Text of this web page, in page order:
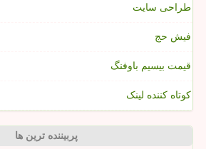
طراحی سایت
فیش حج
قیمت بیسیم باوفنگ
کوتاه کننده لینک
پربیننده ترین ها